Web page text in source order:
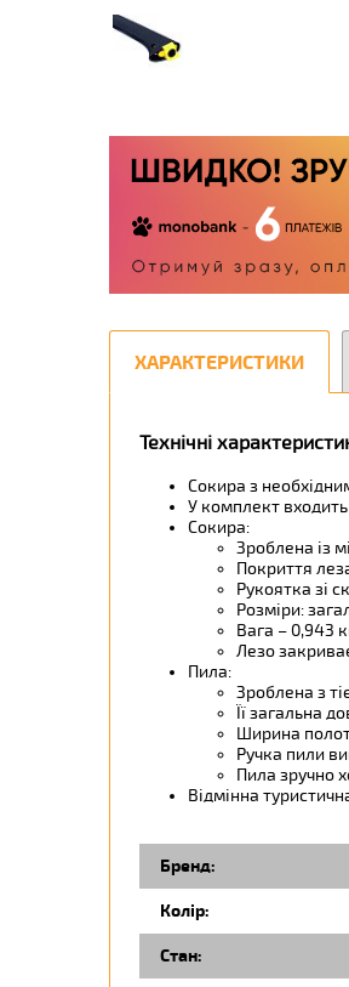
ХАРАКТЕРИСТИКИ
Технічні
Сокира з
У комплект
Сокира:
Зроблена із
Покриття
Рукоятка зі
Розміри:
Вага – 0,943
Лезо
Пила:
Зроблена з
Її загальна
Ширина
Ручка пили
Пила зручно
Відмінна
Бренд:
Колір:
Стан: